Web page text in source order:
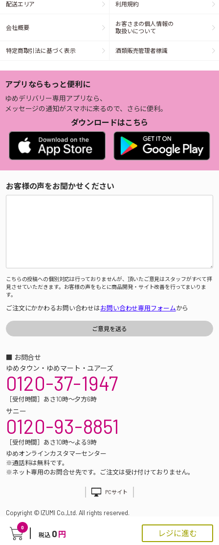
0
税込 0 円 レジに進む
配送エリア 利用規約
会社概要
お客さまの個人情報の
取扱いについて
特定商取引法に基づく表示 酒類販売管理者標識
アプリならもっと便利に
ゆめデリバリー専用アプリなら、
メッセージの通知がスマホに来るので、さらに便利。
ダウンロードはこちら
お客様の声をお聞かせください
こちらの投稿への個別対応は行っておりませんが、頂いたご意見はスタッフがすべて拝
見させていただきます。お客様の声をもとに商品開発・サイト改善を行ってまいりま
す。
ご注文にかかわるお問い合わせはお問い合わせ専用フォームから
■ お問合せ
ゆめタウン・ゆめマート・ユアーズ
0120-37-1947
［受付時間］あさ10時～夕方6時
サニー
0120-93-8851
［受付時間］あさ10時～よる9時
ゆめオンラインカスタマーセンター
※通話料は無料です。
※ネット専用のお問合せ先です。ご注文は受け付けておりません。
PCサイト
Copyright © IZUMI Co.,Ltd. All rights reserved.